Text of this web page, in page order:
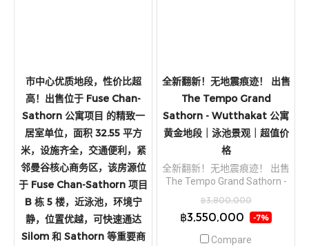
市中心优质地段，性价比超
高！出售位于 Fuse Chan-
Sathorn 公寓项目 的精致一
居室单位，面积 32.55 平方
米，设施齐全，交通便利，紧
邻曼谷核心商务区，该房源位
于 Fuse Chan-Sathorn 项目
B 栋 5 楼，近泳池，环境宁
静，位置优越，可快速通达
Silom 和 Sathorn 等重要商
全新翻新！无地震痕迹！ 出售
The Tempo Grand
Sathorn - Wutthakat 公寓
黄金地段｜泳池景观｜超值价
格
全新翻新！无地震痕迹！ 出售
The Tempo Grand Sathorn -
池景观｜超值价格
฿3,800,000
฿3,550,000 -7%
Compare